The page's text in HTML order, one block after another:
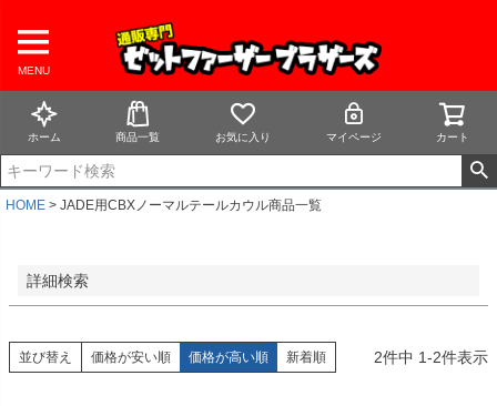
MENU
ホーム 商品一覧 お気に入り マイページ カート
HOME JADE用CBXノーマルテールカウル商品一覧
詳細検索
新着順
登録順
価格が安い順
価格が高い順
優先度順
レビュー順
キーワードヒット順
並び替え 価格が安い順 価格が高い順 新着順 2件中 1-2件表示